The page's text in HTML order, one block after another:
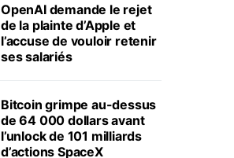
OpenAI demande le rejet
de la plainte d’Apple et
l’accuse de vouloir retenir
ses salariés
Bitcoin grimpe au-dessus
de 64 000 dollars avant
l’unlock de 101 milliards
d’actions SpaceX